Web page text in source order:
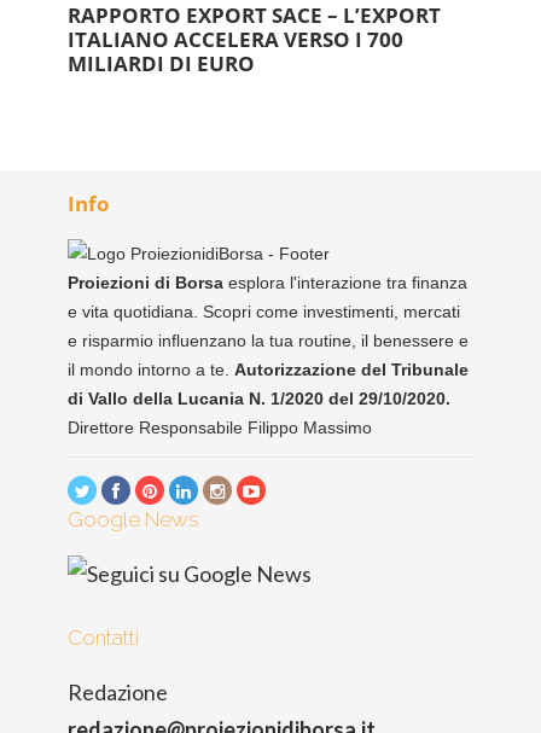
RAPPORTO EXPORT SACE – L’EXPORT
ITALIANO ACCELERA VERSO I 700
MILIARDI DI EURO
Info
Proiezioni di Borsa esplora l'interazione tra finanza
e vita quotidiana. Scopri come investimenti, mercati
e risparmio influenzano la tua routine, il benessere e
il mondo intorno a te. Autorizzazione del Tribunale
di Vallo della Lucania N. 1/2020 del 29/10/2020.
Direttore Responsabile Filippo Massimo
Google News
Contatti
Redazione